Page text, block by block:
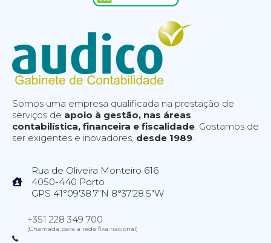
Somos uma empresa qualificada na prestação de
serviços de apoio à gestão, nas áreas
contabilística, financeira e fiscalidade. Gostamos de
ser exigentes e inovadores, desde 1989.
Rua de Oliveira Monteiro 616
4050-440 Porto
GPS 41°09'38.7"N 8°37'28.5"W
+351 228 349 700
(Chamada para a rede fixa nacional)